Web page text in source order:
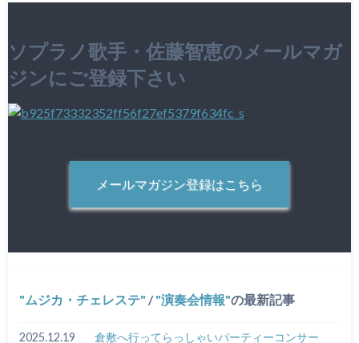
ソプラノ歌手・佐藤智恵のメールマガ
ジンにご登録下さい
メールマガジン登録はこちら
ムジカ・チェレステ / 演奏会情報 の最新記事
2025.12.19
倉敷へ行ってらっしゃいパーティーコンサー